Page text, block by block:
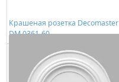
Крашеная розетка Decomaster
DM 0361-60
8623,00 ₽/шт
Купить